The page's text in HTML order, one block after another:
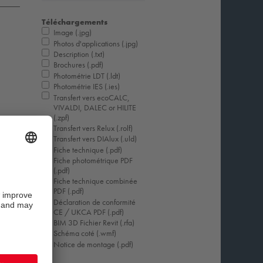
Téléchargements
Image (.jpg)
Photos d'applications (.jpg)
Description (.txt)
Brochures (.pdf)
Photométrie LDT (.ldt)
Photométrie IES (.ies)
Transfert vers ecoCALC,
VIVALDI, DALEC or HILITE
(.zpf)
Transfert vers Relux (.rolf)
Transfert vers DIAlux (.uld)
Fiche technique (.pdf)
Fiche photométrique PDF
(.pdf)
Fiche technique combinée
PDF (.pdf)
Déclaration de conformité
CE / UKCA PDF (.pdf)
BIM 3D Fichier Revit (.rfa)
Schéma coté (.wmf)
Notice de montage (.pdf)